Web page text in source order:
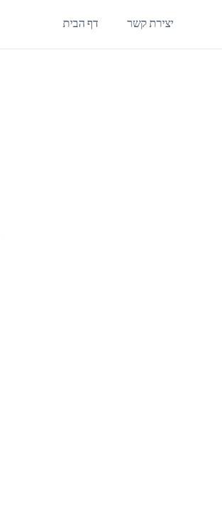
דף הבית יצירת קשר